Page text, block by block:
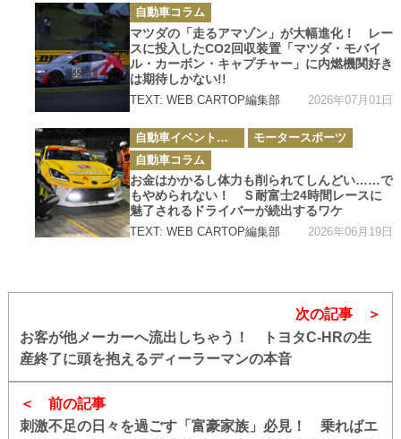
カ
テ
ゴ
リ
ー
自動車コラム
マツダの「走るアマゾン」が大幅進化！ レー
スに投入したCO2回収装置「マツダ・モバイ
ル・カーボン・キャプチャー」に内燃機関好き
は期待しかない!!
TEXT: WEB CARTOP編集部 2026年07月01日
カ
テ
ゴ
リ
ー
自動車イベント・カーイベント
モータースポーツ
自動車コラム
お金はかかるし体力も削られてしんどい……で
もやめられない！ Ｓ耐富士24時間レースに
魅了されるドライバーが続出するワケ
TEXT: WEB CARTOP編集部 2026年06月19日
前の記事
刺激不足の日々を過ごす「富豪家族」必見！ 乗ればエ
次の記事
お客が他メーカーへ流出しちゃう！ トヨタC-HRの生
産終了に頭を抱えるディーラーマンの本音